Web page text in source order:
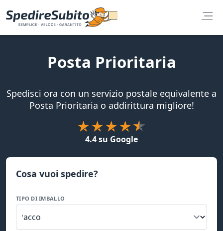
Posta Prioritaria
Spedisci ora con un servizio postale equivalente a
Posta Prioritaria o addirittura migliore!
4.4 su Google
Cosa vuoi spedire?
TIPO DI IMBALLO